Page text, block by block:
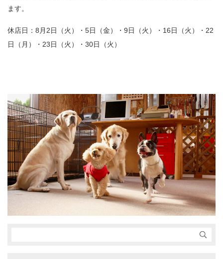
ます。
休店日：8月2日（火）・5日（金）・9日（火）・16日（火）・22
日（月）・23日（火）・30日（火）